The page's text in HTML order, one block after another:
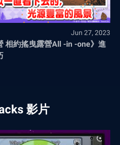
Jun 27, 2023
相約搖曳露營All -in -one》進
影片